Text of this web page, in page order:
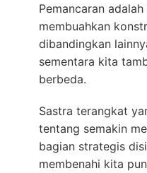
Pemancaran
membuahkan
dibandingkan
sementara kita
berbeda.
Sastra terangkat
tentang semakin
bagian strategis
membenahi kita